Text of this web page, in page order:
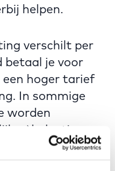
helpen.
verschilt per
betaal je voor
hoger tarief
In sommige
worden
op de totale